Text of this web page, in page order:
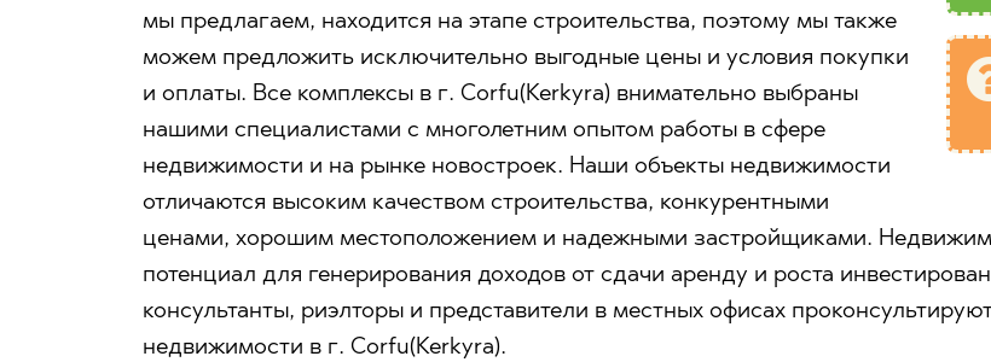
мы предлагаем, находится на этапе строительства, поэтому мы также
можем предложить исключительно выгодные цены и условия покупки
и оплаты. Все комплексы в г. Corfu(Kerkyra) внимательно выбраны
нашими специалистами с многолетним опытом работы в сфере
недвижимости и на рынке новостроек. Наши объекты недвижимости
отличаются высоким качеством строительства, конкурентными
ценами, хорошим местоположением и надежными застройщиками.
потенциал для генерирования доходов от сдачи аренду и роста
консультанты, риэлторы и представители в местных офисах
недвижимости в г. Corfu(Kerkyra).